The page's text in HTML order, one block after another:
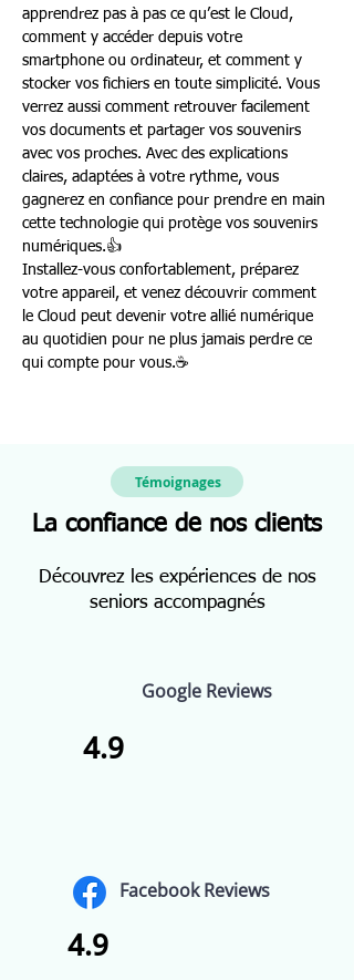
apprendrez pas à pas ce qu’est le Cloud,
comment y accéder depuis votre
smartphone ou ordinateur, et comment y
stocker vos fichiers en toute simplicité. Vous
verrez aussi comment retrouver facilement
vos documents et partager vos souvenirs
avec vos proches. Avec des explications
claires, adaptées à votre rythme, vous
gagnerez en confiance pour prendre en main
cette technologie qui protège vos souvenirs
numériques.👍
Installez-vous confortablement, préparez
votre appareil, et venez découvrir comment
le Cloud peut devenir votre allié numérique
au quotidien pour ne plus jamais perdre ce
qui compte pour vous.☕
Témoignages
La confiance de nos clients
Découvrez les expériences de nos
seniors accompagnés
Google Reviews
4.9
Facebook Reviews
4.9